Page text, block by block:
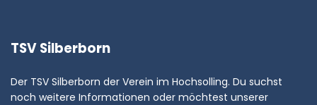
TSV Silberborn
Der TSV Silberborn der Verein im Hochsolling. Du suchst
noch weitere Informationen oder möchtest unserer